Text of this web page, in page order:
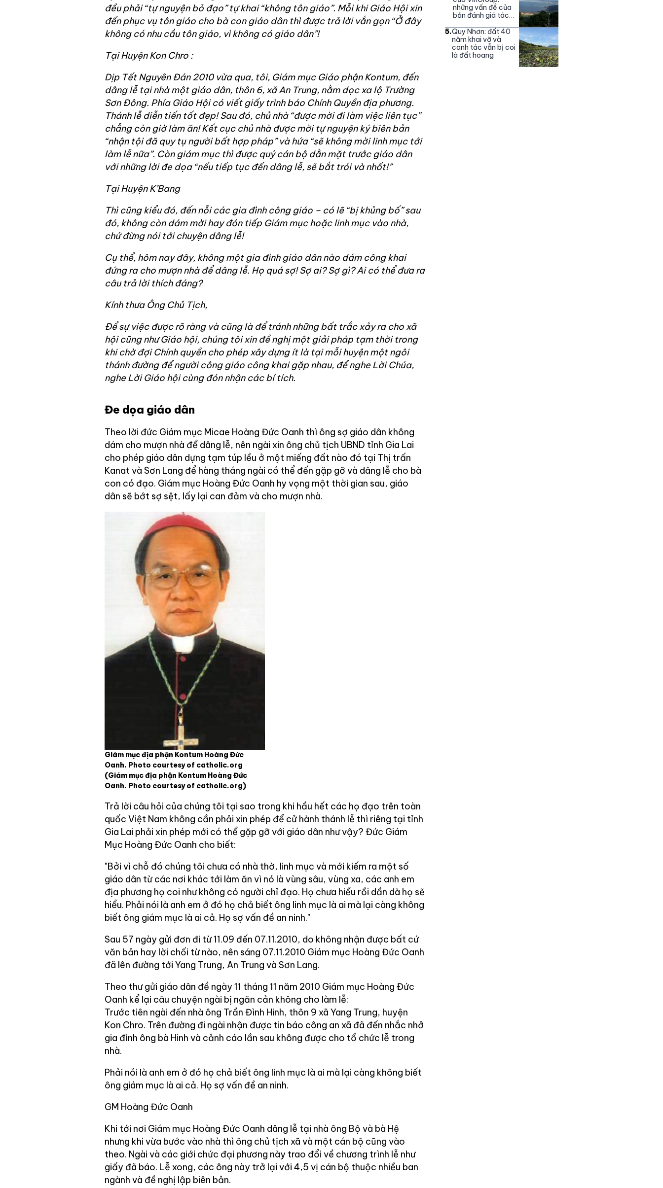
đều phải “tự nguyện bỏ đạo” tự khai “không tôn giáo”. Mỗi khi Giáo Hội xin
đến phục vụ tôn giáo cho bà con giáo dân thì được trả lời vắn gọn “Ở đây
không có nhu cầu tôn giáo, vì không có giáo dân”!
Tại Huyện Kon Chro :
Dịp Tết Nguyên Đán 2010 vừa qua, tôi, Giám mục Giáo phận Kontum, đến
dâng lễ tại nhà một giáo dân, thôn 6, xã An Trung, nằm dọc xa lộ Trường
Sơn Đông. Phía Giáo Hội có viết giấy trình báo Chính Quyền địa phương.
Thánh lễ diễn tiến tốt đẹp! Sau đó, chủ nhà “được mời đi làm việc liên tục”
chẳng còn giờ làm ăn! Kết cục chủ nhà được mời tự nguyện ký biên bản
“nhận tội đã quy tụ người bất hợp pháp” và hứa “sẽ không mời linh mục tới
làm lễ nữa”. Còn giám mục thì được quý cán bộ dằn mặt trước giáo dân
với những lời đe dọa “nếu tiếp tục đến dâng lễ, sẽ bắt trói và nhốt!”
Tại Huyện K’Bang
Thì cũng kiểu đó, đến nỗi các gia đình công giáo – có lẽ “bị khủng bố” sau
đó, không còn dám mời hay đón tiếp Giám mục hoặc linh mục vào nhà,
chứ đừng nói tới chuyện dâng lễ!
Cụ thể, hôm nay đây, không một gia đình giáo dân nào dám công khai
đứng ra cho mượn nhà để dâng lễ. Họ quá sợ! Sợ ai? Sợ gì? Ai có thể đưa ra
câu trả lời thích đáng?
Kính thưa Ông Chủ Tịch,
Để sự việc được rõ ràng và cũng là để tránh những bất trắc xảy ra cho xã
hội cũng như Giáo hội, chúng tôi xin đề nghị một giải pháp tạm thời trong
khi chờ đợi Chính quyền cho phép xây dựng ít là tại mỗi huyện một ngôi
thánh đường để người công giáo công khai gặp nhau, để nghe Lời Chúa,
nghe Lời Giáo hội cùng đón nhận các bí tích.
Đe dọa giáo dân
Theo lời đức Giám mục Micae Hoàng Đức Oanh thì ông sợ giáo dân không
dám cho mượn nhà để dâng lễ, nên ngài xin ông chủ tịch UBND tỉnh Gia Lai
cho phép giáo dân dựng tạm túp lều ở một miếng đất nào đó tại Thị trấn
Kanat và Sơn Lang để hàng tháng ngài có thể đến gặp gỡ và dâng lễ cho bà
con có đạo. Giám mục Hoàng Đức Oanh hy vọng một thời gian sau, giáo
dân sẽ bớt sợ sệt, lấy lại can đảm và cho mượn nhà.
Giám mục địa phận Kontum Hoàng Đức
Oanh. Photo courtesy of catholic.org
(Giám mục địa phận Kontum Hoàng Đức
Oanh. Photo courtesy of catholic.org)
Trả lời câu hỏi của chúng tôi tại sao trong khi hầu hết các họ đạo trên toàn
quốc Việt Nam không cần phải xin phép để cử hành thánh lễ thì riêng tại tỉnh
Gia Lai phải xin phép mới có thể gặp gỡ với giáo dân như vậy? Đức Giám
Mục Hoàng Đức Oanh cho biết:
"Bởi vì chỗ đó chúng tôi chưa có nhà thờ, linh mục và mới kiếm ra một số
giáo dân từ các nơi khác tới làm ăn vì nó là vùng sâu, vùng xa, các anh em
địa phương họ coi như không có người chỉ đạo. Họ chưa hiểu rồi dần dà họ sẽ
hiểu. Phải nói là anh em ở đó họ chả biết ông linh mục là ai mà lại càng không
biết ông giám mục là ai cả. Họ sợ vấn đề an ninh."
Sau 57 ngày gửi đơn đi từ 11.09 đến 07.11.2010, do không nhận được bất cứ
văn bản hay lời chối từ nào, nên sáng 07.11.2010 Giám mục Hoàng Đức Oanh
đã lên đường tới Yang Trung, An Trung và Sơn Lang.
Theo thư gửi giáo dân đề ngày 11 tháng 11 năm 2010 Giám mục Hoàng Đức
Oanh kể lại câu chuyện ngài bị ngăn cản không cho làm lễ:
Trước tiên ngài đến nhà ông Trần Đình Hinh, thôn 9 xã Yang Trung, huyện
Kon Chro. Trên đường đi ngài nhận được tin báo công an xã đã đến nhắc nhở
gia đình ông bà Hinh và cảnh cáo lần sau không được cho tổ chức lễ trong
nhà.
Phải nói là anh em ở đó họ chả biết ông linh mục là ai mà lại càng không biết
ông giám mục là ai cả. Họ sợ vấn đề an ninh.
GM Hoàng Đức Oanh
Khi tới nơi Giám mục Hoàng Đức Oanh dâng lễ tại nhà ông Bộ và bà Hệ
nhưng khi vừa bước vào nhà thì ông chủ tịch xã và một cán bộ cũng vào
theo. Ngài và các giới chức đại phương này trao đổi về chương trình lễ như
giấy đã báo. Lễ xong, các ông này trở lại với 4,5 vị cán bộ thuộc nhiều ban
ngành và đề nghị lập biên bản.
những vấn đề của
bản đánh giá tác
5.Quy Nhơn: đất 40
năm khai vỡ và
canh tác vẫn bị coi
là đất hoang